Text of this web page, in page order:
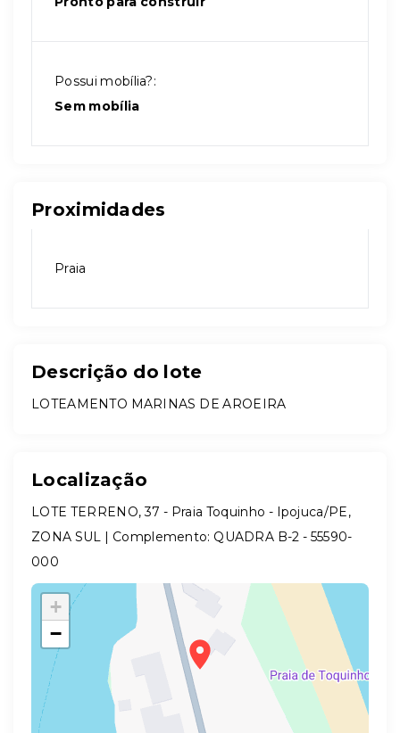
Possui mobília?:
Sem mobília
Proximidades
Praia
Descrição do lote
LOTEAMENTO MARINAS DE AROEIRA
Localização
LOTE TERRENO, 37 - Praia Toquinho - Ipojuca/PE,
ZONA SUL | Complemento: QUADRA B-2 - 55590-
000
+
−